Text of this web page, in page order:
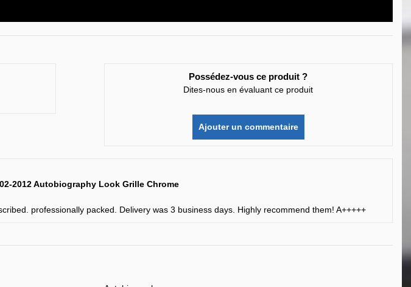
Possédez-vous ce produit ?
Dites-nous en évaluant ce produit
Ajouter un commentaire
2012 Autobiography Look Grille Chrome
professionally packed. Delivery was 3 business days. Highly recommend them! A+++++